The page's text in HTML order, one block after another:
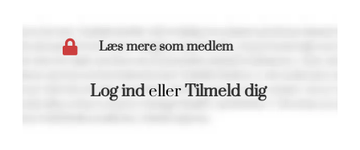
Læs mere som medlem
Log indellerTilmeld dig